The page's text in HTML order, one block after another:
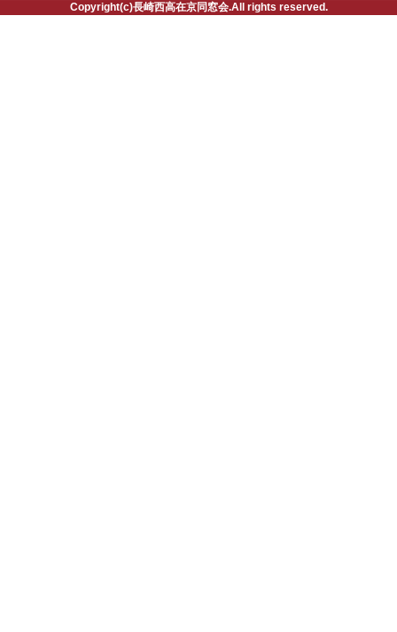
Copyright(c)長崎西高在京同窓会.All rights reserved.